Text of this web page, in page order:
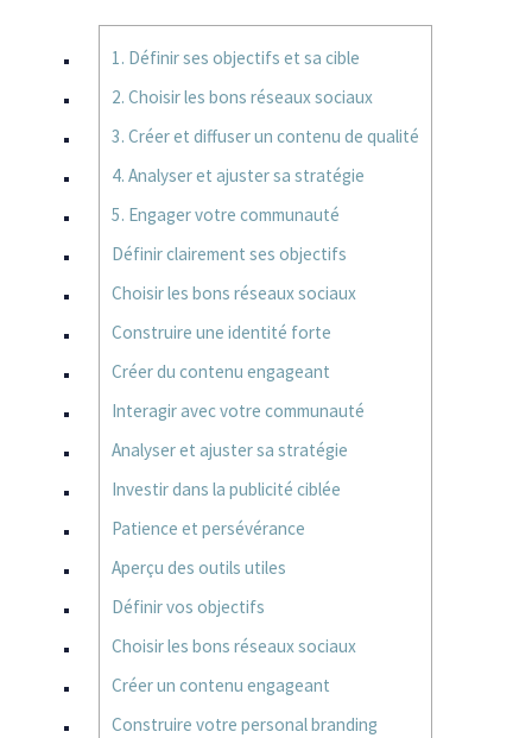
1. Définir ses objectifs et sa cible
2. Choisir les bons réseaux sociaux
3. Créer et diffuser un contenu de qualité
4. Analyser et ajuster sa stratégie
5. Engager votre communauté
Définir clairement ses objectifs
Choisir les bons réseaux sociaux
Construire une identité forte
Créer du contenu engageant
Interagir avec votre communauté
Analyser et ajuster sa stratégie
Investir dans la publicité ciblée
Patience et persévérance
Aperçu des outils utiles
Définir vos objectifs
Choisir les bons réseaux sociaux
Créer un contenu engageant
Construire votre personal branding